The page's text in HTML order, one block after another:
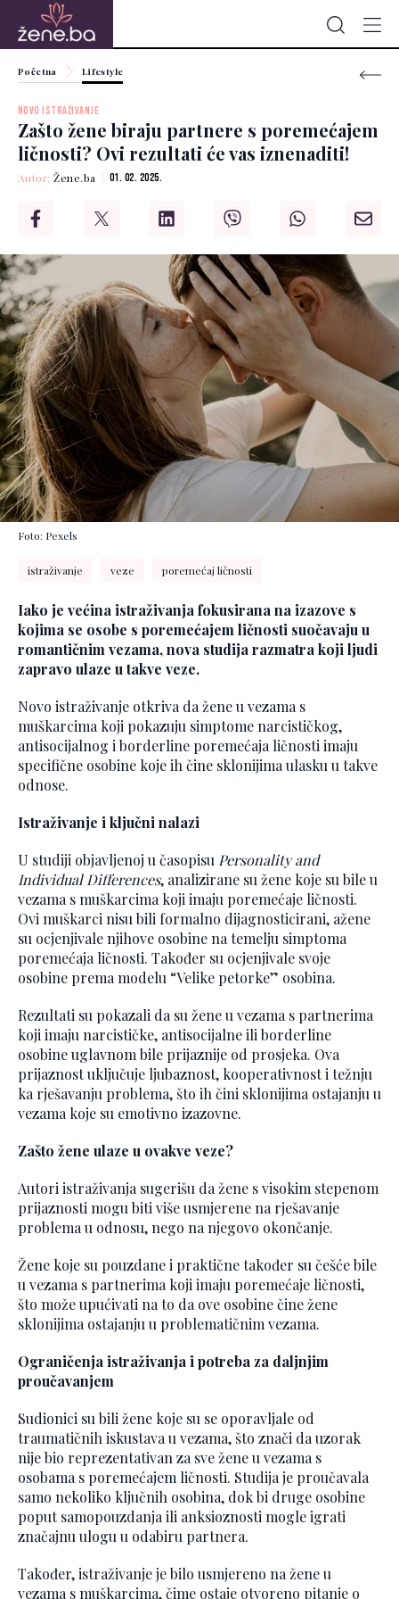
Početna Lifestyle
NOVO ISTRAŽIVANJE
Zašto žene biraju partnere s poremećajem
ličnosti? Ovi rezultati će vas iznenaditi!
Autor:Žene.ba 01. 02. 2025.
Foto: Pexels
istraživanje veze poremećaj ličnosti
Iako je većina istraživanja fokusirana na izazove s
kojima se osobe s poremećajem ličnosti suočavaju u
romantičnim vezama, nova studija razmatra koji ljudi
zapravo ulaze u takve veze.
Novo istraživanje otkriva da žene u vezama s
muškarcima koji pokazuju simptome narcističkog,
antisocijalnog i borderline poremećaja ličnosti imaju
specifične osobine koje ih čine sklonijima ulasku u takve
odnose.
Istraživanje i ključni nalazi
U studiji objavljenoj u časopisu Personality and
Individual Differences, analizirane su žene koje su bile u
vezama s muškarcima koji imaju poremećaje ličnosti.
Ovi muškarci nisu bili formalno dijagnosticirani, ažene
su ocjenjivale njihove osobine na temelju simptoma
poremećaja ličnosti. Također su ocjenjivale svoje
osobine prema modelu “Velike petorke” osobina.
Rezultati su pokazali da su žene u vezama s partnerima
koji imaju narcističke, antisocijalne ili borderline
osobine uglavnom bile prijaznije od prosjeka. Ova
prijaznost uključuje ljubaznost, kooperativnost i težnju
ka rješavanju problema, što ih čini sklonijima ostajanju u
vezama koje su emotivno izazovne.
Zašto žene ulaze u ovakve veze?
Autori istraživanja sugerišu da žene s visokim stepenom
prijaznosti mogu biti više usmjerene na rješavanje
problema u odnosu, nego na njegovo okončanje.
Žene koje su pouzdane i praktične također su češće bile
u vezama s partnerima koji imaju poremećaje ličnosti,
što može upućivati na to da ove osobine čine žene
sklonijima ostajanju u problematičnim vezama.
Ograničenja istraživanja i potreba za daljnjim
proučavanjem
Sudionici su bili žene koje su se oporavljale od
traumatičnih iskustava u vezama, što znači da uzorak
nije bio reprezentativan za sve žene u vezama s
osobama s poremećajem ličnosti. Studija je proučavala
samo nekoliko ključnih osobina, dok bi druge osobine
poput samopouzdanja ili anksioznosti mogle igrati
značajnu ulogu u odabiru partnera.
Također, istraživanje je bilo usmjereno na žene u
vezama s muškarcima, čime ostaje otvoreno pitanje o